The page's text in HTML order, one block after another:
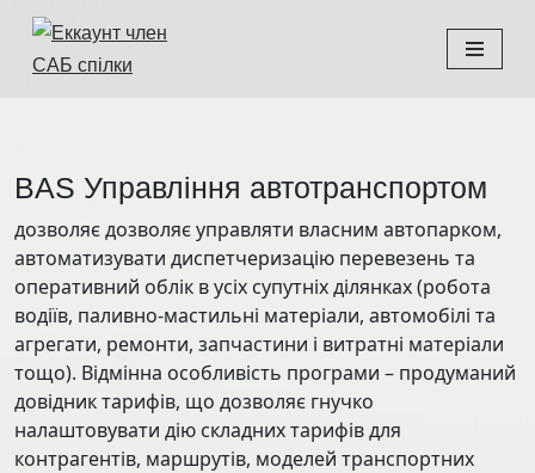
Перейти
BAS Управління автотранспортом
дозволяє дозволяє управляти власним автопарком,
автоматизувати диспетчеризацію перевезень та
оперативний облік в усіх супутніх ділянках (робота
водіїв, паливно-мастильні матеріали, автомобілі та
агрегати, ремонти, запчастини і витратні матеріали
тощо). Відмінна особливість програми – продуманий
довідник тарифів, що дозволяє гнучко
налаштовувати дію складних тарифів для
контрагентів, маршрутів, моделей транспортних